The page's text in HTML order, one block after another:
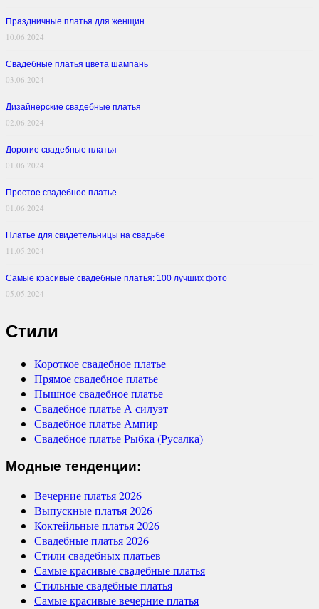
Праздничные платья для женщин
10.06.2024
Свадебные платья цвета шампань
03.06.2024
Дизайнерские свадебные платья
02.06.2024
Дорогие свадебные платья
01.06.2024
Простое свадебное платье
01.06.2024
Платье для свидетельницы на свадьбе
11.05.2024
Самые красивые свадебные платья: 100 лучших фото
05.05.2024
Стили
Короткое свадебное платье
Прямое свадебное платье
Пышное свадебное платье
Свадебное платье А силуэт
Свадебное платье Ампир
Свадебное платье Рыбка (Русалка)
Модные тенденции:
Вечерние платья 2026
Выпускные платья 2026
Коктейльные платья 2026
Свадебные платья 2026
Стили свадебных платьев
Самые красивые свадебные платья
Стильные свадебные платья
Самые красивые вечерние платья